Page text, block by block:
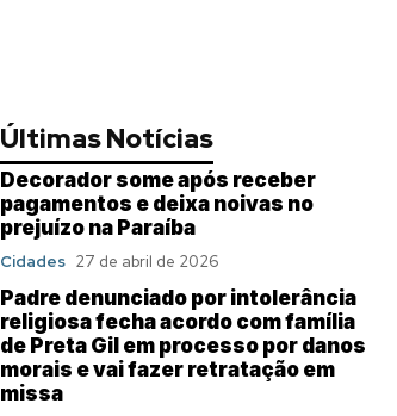
Últimas Notícias
Decorador some após receber
pagamentos e deixa noivas no
prejuízo na Paraíba
Cidades 27 de abril de 2026
Padre denunciado por intolerância
religiosa fecha acordo com família
de Preta Gil em processo por danos
morais e vai fazer retratação em
missa